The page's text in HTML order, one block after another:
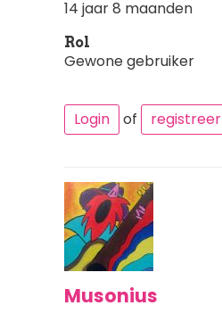
14 jaar 8 maanden
Rol
Gewone gebruiker
Login of registreer
Musonius